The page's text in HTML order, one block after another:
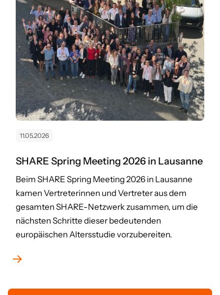
11.05.2026
SHARE Spring Meeting 2026 in Lausanne
Beim SHARE Spring Meeting 2026 in Lausanne
kamen Vertreterinnen und Vertreter aus dem
gesamten SHARE-Netzwerk zusammen, um die
nächsten Schritte dieser bedeutenden
europäischen Altersstudie vorzubereiten.